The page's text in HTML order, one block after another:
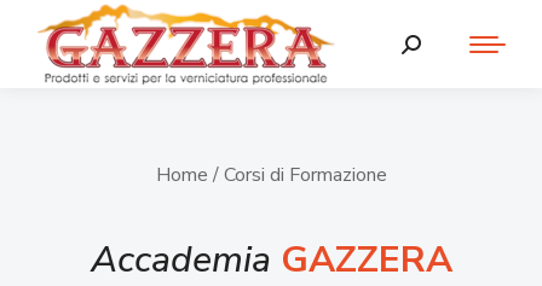
Home / Corsi di Formazione
Accademia GAZZERA